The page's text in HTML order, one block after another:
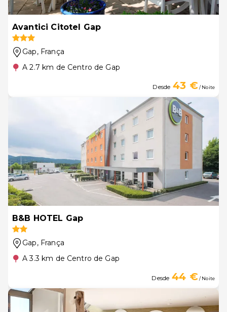
Avantici Citotel Gap
Gap, França
A 2.7 km de Centro de Gap
Desde 43 €/ Noite
B&B HOTEL Gap
Gap, França
A 3.3 km de Centro de Gap
Desde 44 €/ Noite